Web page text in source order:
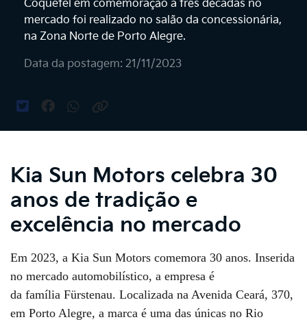
Coquetel em comemoração a três décadas no
mercado foi realizado no salão da concessionária,
na Zona Norte de Porto Alegre.
Data da postagem: 21/11/2023
Kia Sun Motors celebra 30
anos de tradição e
excelência no mercado
Em 2023, a Kia Sun Motors comemora 30 anos. Inserida
no mercado automobilístico, a empresa é
da família Fürstenau. Localizada na Avenida Ceará, 370,
em Porto Alegre, a marca é uma das únicas no Rio